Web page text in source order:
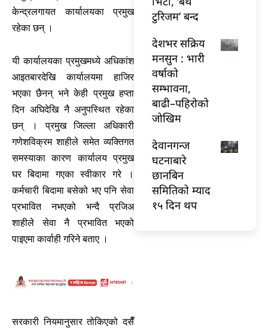
केन्द्रलगायत कार्यालयका प्रमुख
रहेका छन् ।
यी कार्यालयका प्रमुखमध्ये अधिकांश
आइतबारदेखि कार्यालयमा हाजिर
भएका छैनन् भने केही प्रमुख हप्ता
दिन अघिदेखि नै अनुपस्थित रहेका
छन् । प्रमुख जिल्ला अधिकारी
गणेशविक्रम शाहीले समेत व्यक्तिगत
समस्याका कारण कार्यालय प्रमुख
घर बिदामा गएका स्वीकार गरे ।
कर्मचारी बिदामा बसेको भए पनि सेवा
प्रभावित नभएको भन्दै प्रजिअ
शाहीले सेवा नै प्रभावित भएको
पाइएमा कार्वाही गरिने बताए ।
सरकारी नियमानुसार तोकिएको दसैँ
टुरिजम’ बन्द
देशभर सक्रिय
मनसुन : भारी
वर्षाको
सम्भावना,
बाढी–पहिरोको
जोखिम
देवानगन्ज
घटनाबारे
छानबिन
समितिको म्याद
१५ दिन थप